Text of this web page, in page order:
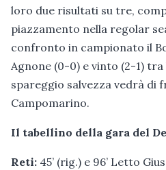
loro due risultati su tre,
piazzamento nella regolar
confronto in campionato il
Agnone (0-0) e vinto (2-1) tra
spareggio salvezza vedrà di
Campomarino.
Il tabellino della gara del
Reti: 45’ (rig.) e 96’ Letto